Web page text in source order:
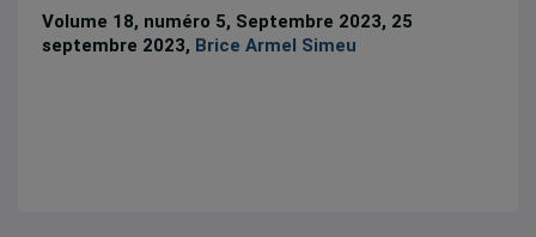
Volume 18, numéro 5, Septembre 2023, 25
septembre 2023, Brice Armel Simeu